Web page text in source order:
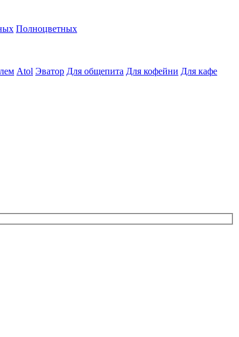
Полноцветных
Atol Эватор Для общепита Для кофейни Для кафе